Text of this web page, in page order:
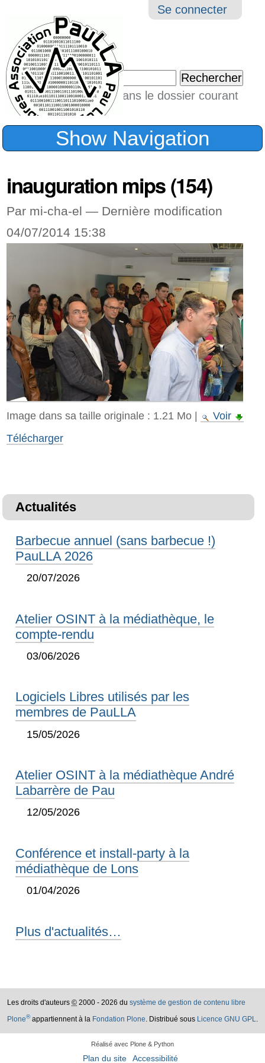
Outils
Se connecter
Chercher par
Seulement dans le dossier courant
Recherche
Show Navigation
inauguration mips (154)
Par mi-cha-el — Dernière modification
04/07/2014 15:38
Image dans sa taille originale : 1.21 Mo|
Voir
Télécharger
Actualités
Barbecue annuel (sans barbecue !)
PauLLA 2026
20/07/2026
Atelier OSINT à la médiathèque, le
compte-rendu
03/06/2026
Logiciels Libres utilisés par les
membres de PauLLA
15/05/2026
Atelier OSINT à la médiathèque André
Labarrère de Pau
12/05/2026
Conférence et install-party à la
médiathèque de Lons
01/04/2026
Plus d'actualités…
Les droits d'auteurs © 2000 - 2026 du système de gestion de contenu libre
Plone®appartiennent à la Fondation Plone. Distribué sous Licence GNU GPL.
Réalisé avec Plone & Python
Plan du site Accessibilité